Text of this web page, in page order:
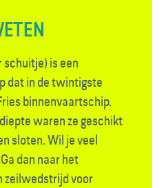
schuitje) is een
dat in de twintigste
binnenvaartschip.
waren ze geschikt
sloten. Wil je veel
dan naar het
zeilwedstrijd voor